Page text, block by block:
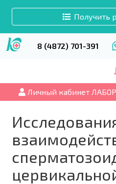
Получить
8 (4872) 701-391
Личный кабинет